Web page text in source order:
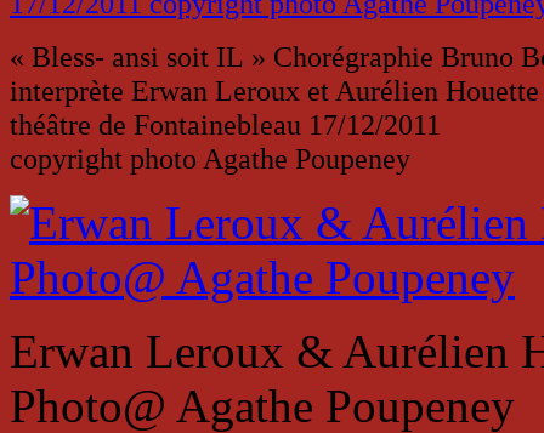
« Bless- ansi soit IL » Chorégraphie Bruno
interprète Erwan Leroux et Aurélien Houette
théâtre de Fontainebleau 17/12/2011
copyright photo Agathe Poupeney
Erwan Leroux & Aurélien
Photo@ Agathe Poupeney